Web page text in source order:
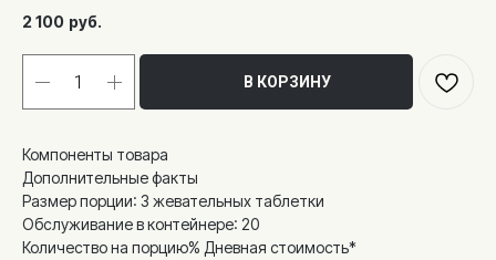
2 100 руб.
В КОРЗИНУ
Компоненты товара
Дополнительные факты
Размер порции: 3 жевательных таблетки
Обслуживание в контейнере: 20
Количество на порцию% Дневная стоимость*